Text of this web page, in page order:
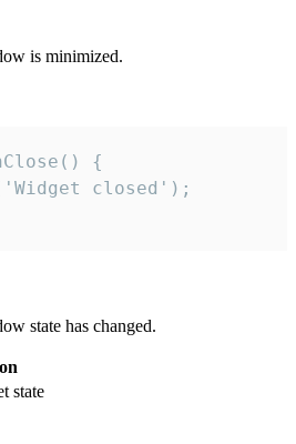
is minimized.
{
closed');
state has changed.
state